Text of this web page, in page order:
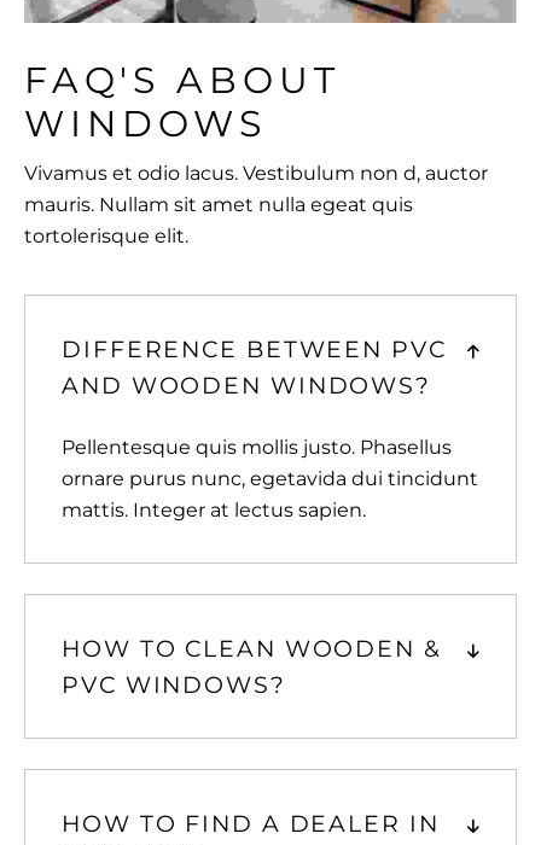
FAQ'S ABOUT
WINDOWS
Vivamus et odio lacus. Vestibulum non d, auctor
mauris. Nullam sit amet nulla egeat quis
tortolerisque elit.
DIFFERENCE BETWEEN PVC
AND WOODEN WINDOWS?
Pellentesque quis mollis justo. Phasellus
ornare purus nunc, egetavida dui tincidunt
mattis. Integer at lectus sapien.
HOW TO CLEAN WOODEN &
PVC WINDOWS?
HOW TO FIND A DEALER IN